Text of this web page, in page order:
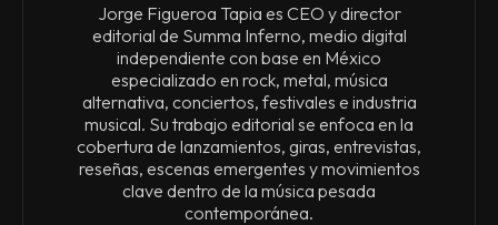
Jorge Figueroa Tapia es CEO y director
editorial de Summa Inferno, medio digital
independiente con base en México
especializado en rock, metal, música
alternativa, conciertos, festivales e industria
musical. Su trabajo editorial se enfoca en la
cobertura de lanzamientos, giras, entrevistas,
reseñas, escenas emergentes y movimientos
clave dentro de la música pesada
contemporánea.